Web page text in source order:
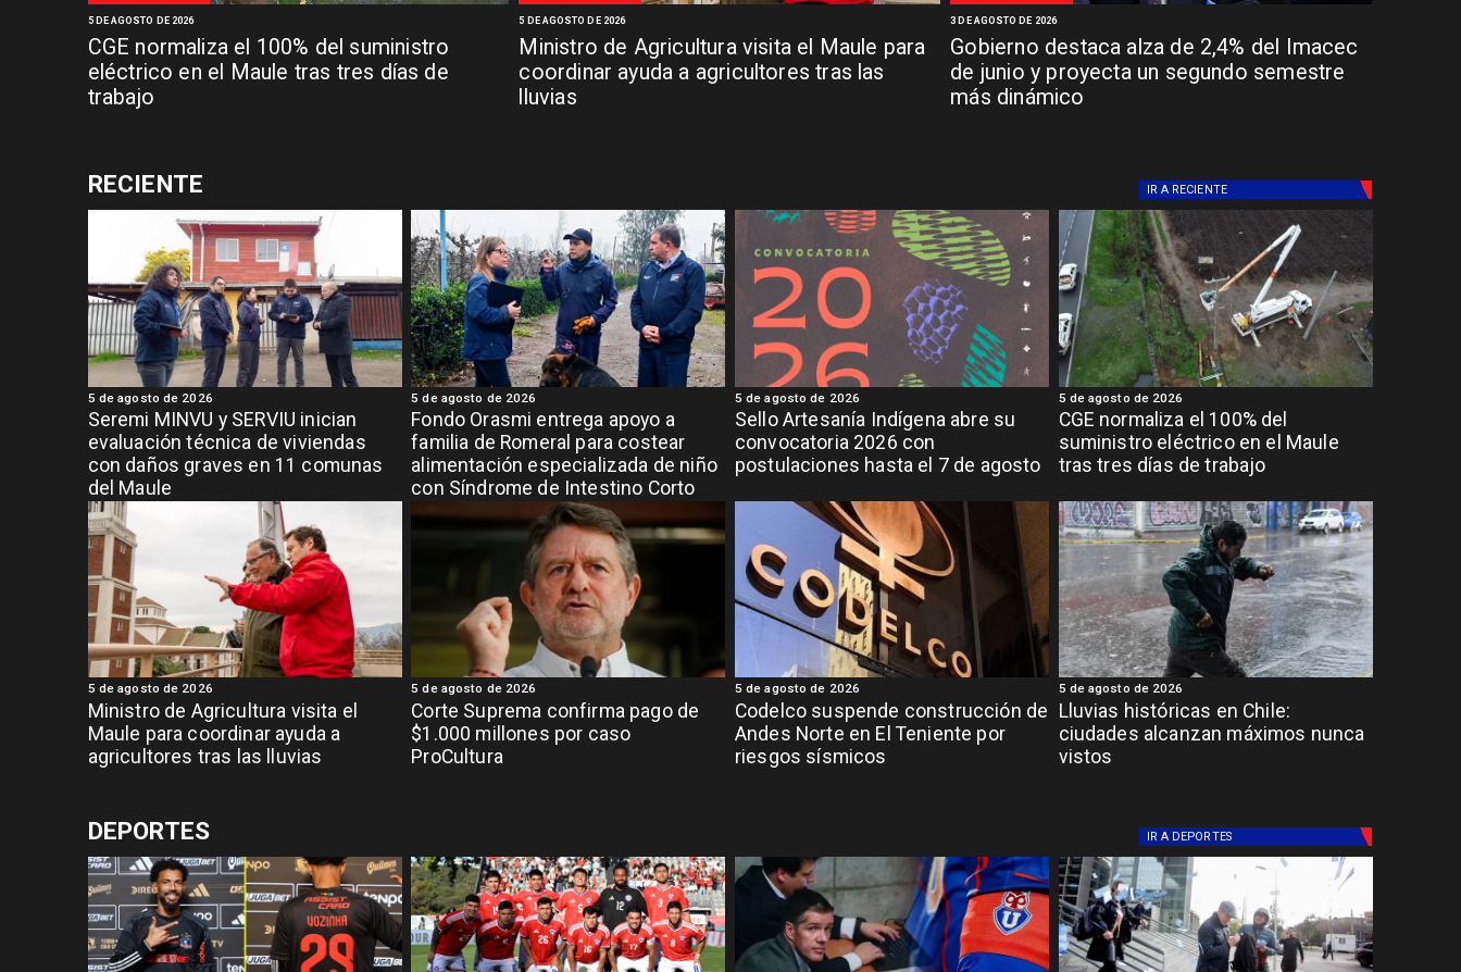
CGE normaliza el 100% del suministro
eléctrico en el Maule tras tres días de
trabajo
5 DE AGOSTO DE 2026
Ministro de Agricultura visita el Maule para
coordinar ayuda a agricultores tras las
lluvias
5 DE AGOSTO DE 2026
Gobierno destaca alza de 2,4% del Imacec
de junio y proyecta un segundo semestre
más dinámico
3 DE AGOSTO DE 2026
RECIENTE IR A RECIENTE
Seremi MINVU y SERVIU inician
evaluación técnica de viviendas
con daños graves en 11 comunas
del Maule
5 de agosto de 2026
Fondo Orasmi entrega apoyo a
familia de Romeral para costear
alimentación especializada de niño
con Síndrome de Intestino Corto
5 de agosto de 2026
Sello Artesanía Indígena abre su
convocatoria 2026 con
postulaciones hasta el 7 de agosto
5 de agosto de 2026
CGE normaliza el 100% del
suministro eléctrico en el Maule
tras tres días de trabajo
5 de agosto de 2026
Ministro de Agricultura visita el
Maule para coordinar ayuda a
agricultores tras las lluvias
5 de agosto de 2026
Corte Suprema confirma pago de
$1.000 millones por caso
ProCultura
5 de agosto de 2026
Codelco suspende construcción de
Andes Norte en El Teniente por
riesgos sísmicos
5 de agosto de 2026
Lluvias históricas en Chile:
ciudades alcanzan máximos nunca
vistos
5 de agosto de 2026
DEPORTES IR A DEPORTES